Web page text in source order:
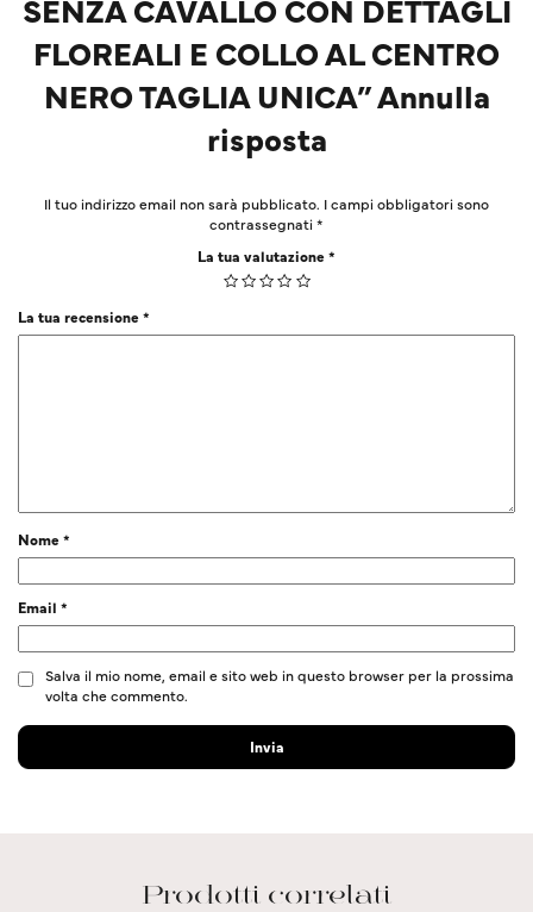
SENZA CAVALLO CON DETTAGLI
FLOREALI E COLLO AL CENTRO
NERO TAGLIA UNICA” Annulla
risposta
Il tuo indirizzo email non sarà pubblicato. I campi obbligatori sono
contrassegnati*
La tua valutazione*
La tua recensione*
Nome*
Email *
Salva il mio nome, email e sito web in questo browser per la prossima
volta che commento.
Prodotti correlati